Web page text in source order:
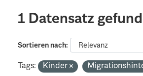
1 Datensatz
Sortieren nach
Tags: Kinder